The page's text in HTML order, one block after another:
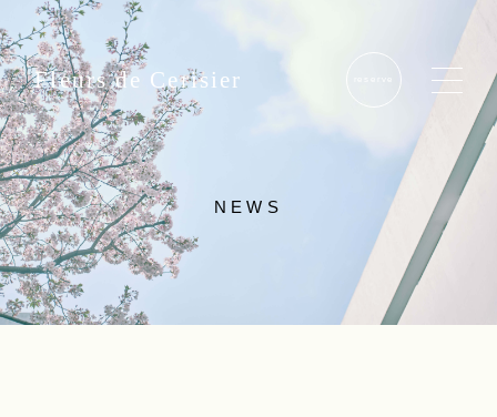
Fleurs de Cerisier
NEWS